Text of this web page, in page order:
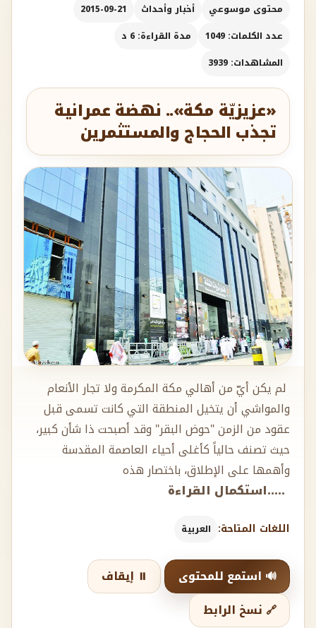
محتوى موسوعي أخبار وأحداث
2015-09-21
عدد الكلمات: 1049
مدة القراءة: 6 د
المشاهدات: 3939
«عزيزيّة مكة».. نهضة عمرانية
تجذب الحجاج والمستثمرين
لم يكن أيّ من أهالي مكة المكرمة ولا تجار الأنعام
والمواشي أن يتخيل المنطقة التي كانت تسمى قبل
عقود من الزمن "حوض البقر" وقد أصبحت ذا شأن كبير،
حيث تصنف حالياً كأغلى أحياء العاصمة المقدسة
وأهمها على الإطلاق، باختصار هذه
.....استكمال القراءة
اللغات المتاحة: العربية
🔊 استمع للمحتوى
⏸️ إيقاف
🔗 نسخ الرابط